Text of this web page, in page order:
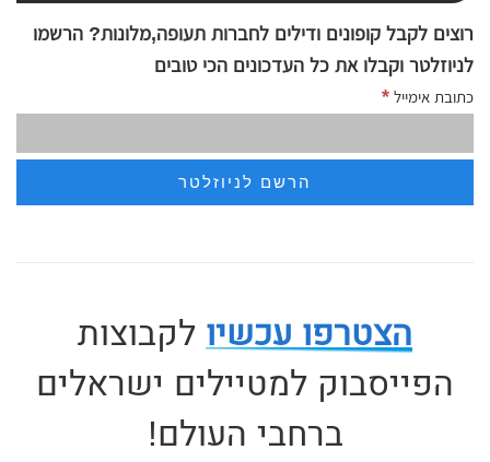
רוצים לקבל קופונים ודילים לחברות תעופה,מלונות? הרשמו
לניוזלטר וקבלו את כל העדכונים הכי טובים
כתובת אימייל *
הצטרפו עכשיו לקבוצות
הפייסבוק למטיילים ישראלים
ברחבי העולם!